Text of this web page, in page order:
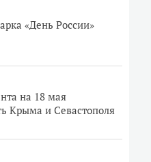
«День России»
на 18 мая
Крыма и Севастополя